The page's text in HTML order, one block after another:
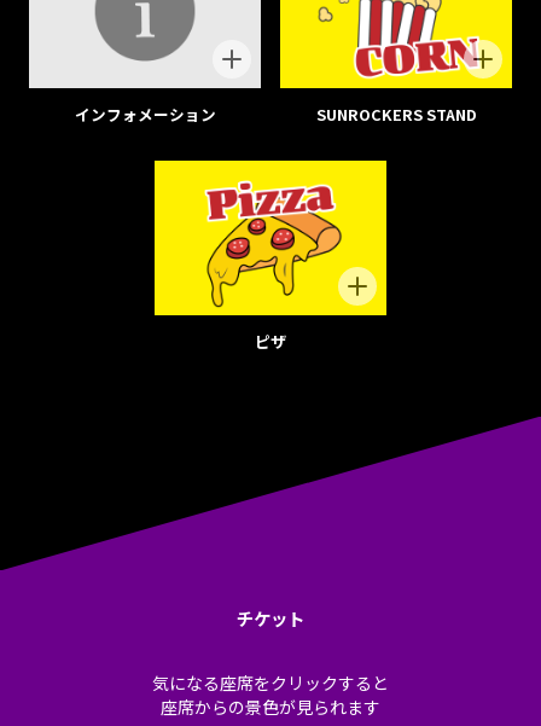
インフォメーション SUNROCKERS STAND
ピザ
チケット
気になる座席をクリックすると
座席からの景色が見られます